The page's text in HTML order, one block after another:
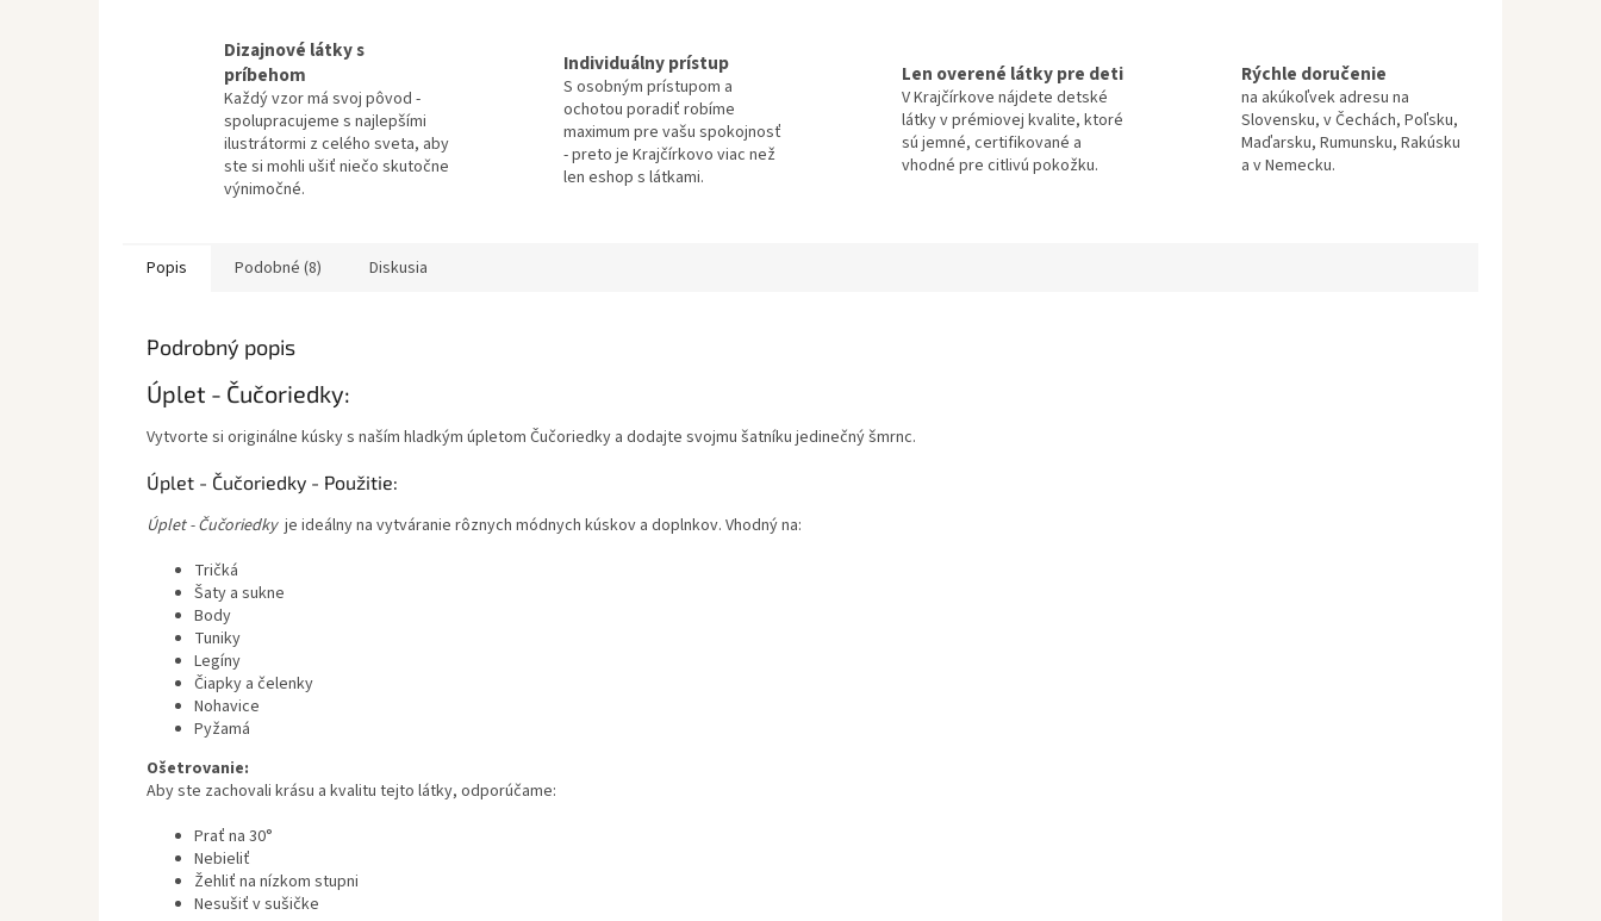
Dizajnové látky s
príbehom
Každý vzor má svoj pôvod -
spolupracujeme s najlepšími
ilustrátormi z celého sveta, aby
ste si mohli ušiť niečo skutočne
výnimočné.
Individuálny prístup
S osobným prístupom a
ochotou poradiť robíme
maximum pre vašu spokojnosť
- preto je Krajčírkovo viac než
len eshop s látkami.
Len overené látky pre deti
V Krajčírkove nájdete detské
látky v prémiovej kvalite, ktoré
sú jemné, certifikované a
vhodné pre citlivú pokožku.
Rýchle doručenie
na akúkoľvek adresu na
Slovensku, v Čechách, Poľsku,
Maďarsku, Rumunsku, Rakúsku
a v Nemecku.
Popis Podobné (8) Diskusia
Podrobný popis
Úplet - Čučoriedky:
Vytvorte si originálne kúsky s naším hladkým úpletom Čučoriedky a dodajte svojmu šatníku jedinečný šmrnc.
Úplet - Čučoriedky - Použitie:
Úplet - Čučoriedky je ideálny na vytváranie rôznych módnych kúskov a doplnkov. Vhodný na:
Tričká
Šaty a sukne
Body
Tuniky
Legíny
Čiapky a čelenky
Nohavice
Pyžamá
Ošetrovanie:
Aby ste zachovali krásu a kvalitu tejto látky, odporúčame:
Prať na 30°
Nebieliť
Žehliť na nízkom stupni
Nesušiť v sušičke